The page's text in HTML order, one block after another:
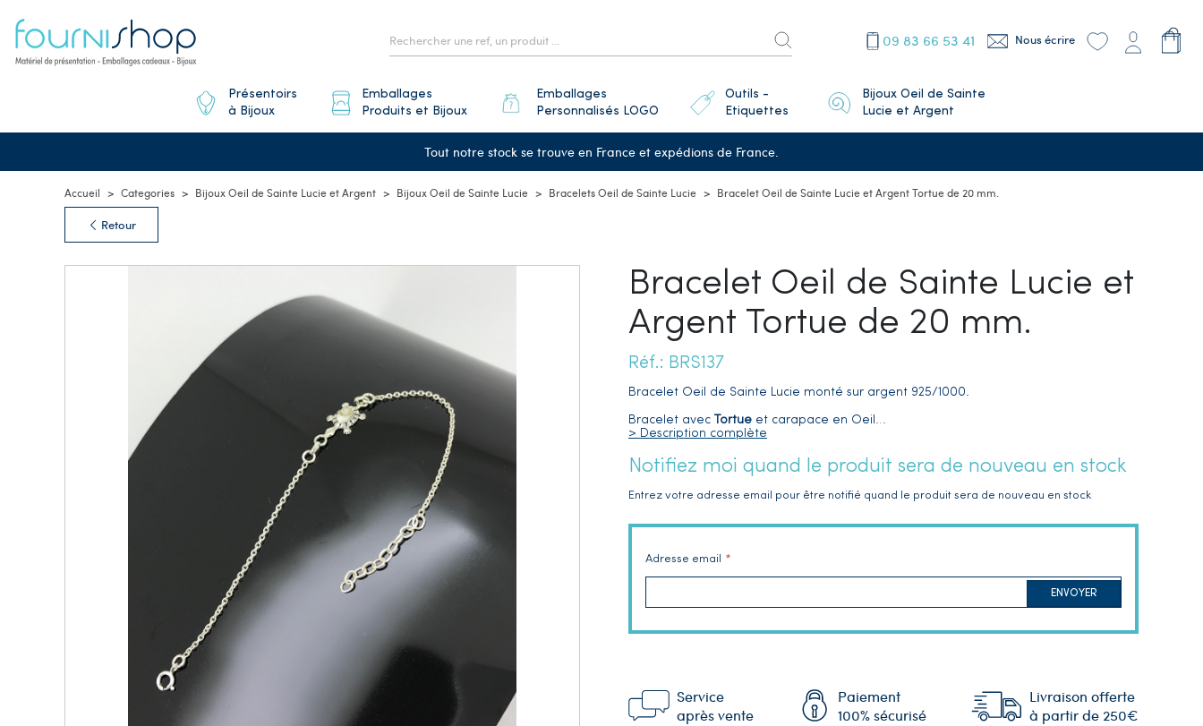
09 83 66 53 41 Nous écrire
Présentoirs
à Bijoux
Emballages
Produits et Bijoux
Emballages
Personnalisés LOGO
Outils -
Etiquettes
Bijoux Oeil de Sainte
Lucie et Argent
Tout notre stock se trouve en France et expédions de France.
Accueil Categories Bijoux Oeil de Sainte Lucie et Argent Bijoux Oeil de Sainte Lucie Bracelets Oeil de Sainte Lucie Bracelet Oeil de Sainte Lucie et Argent Tortue de 20 mm.
Retour
Bracelet Oeil de Sainte Lucie et
Argent Tortue de 20 mm.
Réf.: BRS137
Bracelet Oeil de Sainte Lucie monté sur argent 925/1000.
Bracelet avec Tortue et carapace en Oeil…
> Description complète
Notifiez moi quand le produit sera de nouveau en stock
Entrez votre adresse email pour être notifié quand le produit sera de nouveau en stock
Adresse email
ENVOYER
Service
après vente
Paiement
100% sécurisé
Livraison offerte
à partir de 250€